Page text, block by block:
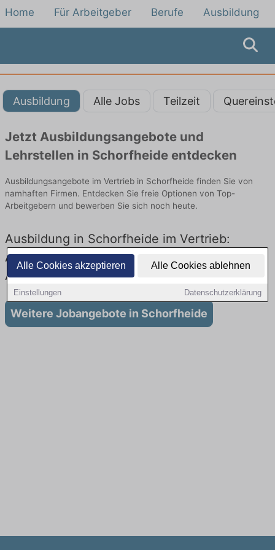
Alle Cookies akzeptieren Alle Cookies ablehnen
Einstellungen Datenschutzerklärung
Home Für Arbeitgeber Berufe Ausbildung
Ausbildung Alle Jobs Teilzeit
Jetzt Ausbildungsangebote und
Lehrstellen in Schorfheide entdecken
Ausbildungsangebote im Vertrieb in Schorfheide finden Sie von
namhaften Firmen. Entdecken Sie freie Optionen von Top-
Arbeitgebern und bewerben Sie sich noch heute.
Ausbildung in Schorfheide im Vertrieb:
Aktuell gibt es keine Stellenangebote für
Ausbildung in Schorfheide
Weitere Jobangebote in Schorfheide